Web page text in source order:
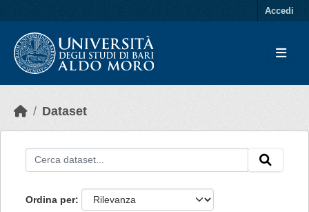
Accedi
Dataset
Ordina per